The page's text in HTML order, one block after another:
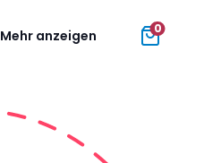
Mehr anzeigen 0